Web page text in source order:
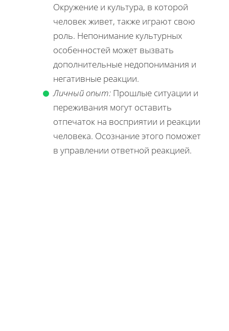
Окружение и культура, в которой
человек живет, также играют свою
роль. Непонимание культурных
особенностей может вызвать
дополнительные недопонимания и
негативные реакции.
Личный опыт: Прошлые ситуации и
переживания могут оставить
отпечаток на восприятии и реакции
человека. Осознание этого поможет
в управлении ответной реакцией.